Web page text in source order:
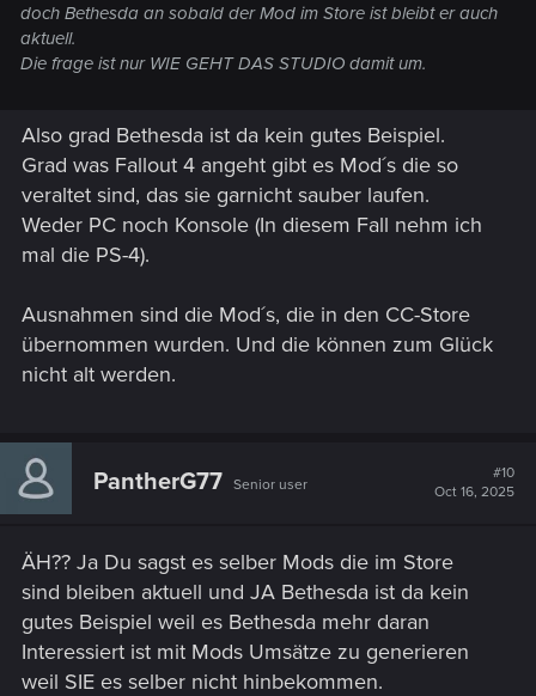
doch Bethesda an sobald der Mod im Store ist bleibt er auch
aktuell.
Die frage ist nur WIE GEHT DAS STUDIO damit um.
Also grad Bethesda ist da kein gutes Beispiel.
Grad was Fallout 4 angeht gibt es Mod´s die so
veraltet sind, das sie garnicht sauber laufen.
Weder PC noch Konsole (In diesem Fall nehm ich
mal die PS-4).
Ausnahmen sind die Mod´s, die in den CC-Store
übernommen wurden. Und die können zum Glück
nicht alt werden.
PantherG77 Senior user
#10
Oct 16, 2025
ÄH?? Ja Du sagst es selber Mods die im Store
sind bleiben aktuell und JA Bethesda ist da kein
gutes Beispiel weil es Bethesda mehr daran
Interessiert ist mit Mods Umsätze zu generieren
weil SIE es selber nicht hinbekommen.